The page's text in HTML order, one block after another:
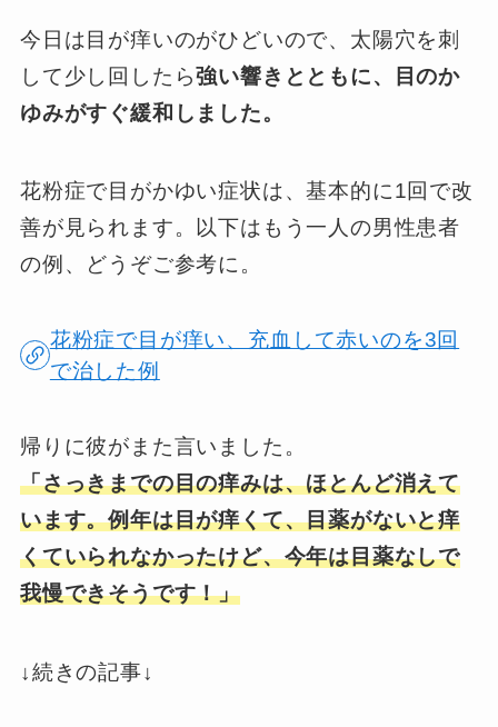
今日は目が痒いのがひどいので、太陽穴を刺
して少し回したら強い響きとともに、目のか
ゆみがすぐ緩和しました。
花粉症で目がかゆい症状は、基本的に1回で改
善が見られます。以下はもう一人の男性患者
の例、どうぞご参考に。
花粉症で目が痒い、充血して赤いのを3回
で治した例
帰りに彼がまた言いました。
「さっきまでの目の痒みは、ほとんど消えて
います。例年は目が痒くて、目薬がないと痒
くていられなかったけど、今年は目薬なしで
我慢できそうです！」
↓続きの記事↓